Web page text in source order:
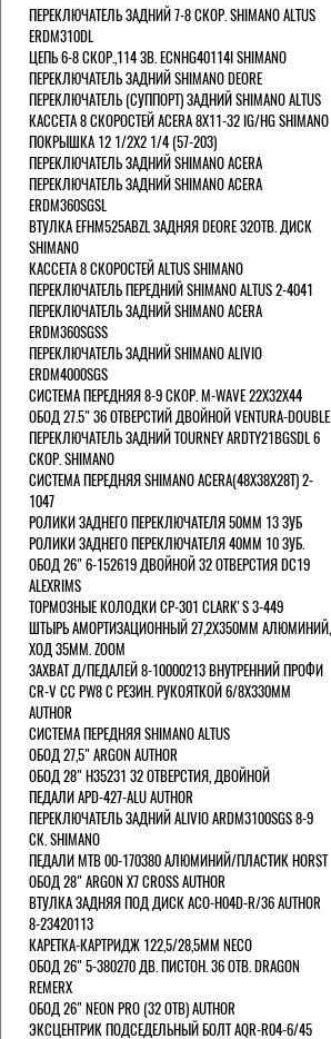
ПЕРЕКЛЮЧАТЕЛЬ ЗАДНИЙ 7-8 СКОР. SHIMANO ALTUS
ERDM310DL
ЦЕПЬ 6-8 СКОР.,114 ЗВ. ECNHG40114I SHIMANO
ПЕРЕКЛЮЧАТЕЛЬ ЗАДНИЙ SHIMANO DEORE
ПЕРЕКЛЮЧАТЕЛЬ (СУППОРТ) ЗАДНИЙ SHIMANO ALTUS
КАССЕТА 8 СКОРОСТЕЙ ACERA 8Х11-32 IG/HG SHIMANO
ПОКРЫШКА 12 1/2X2 1/4 (57-203)
ПЕРЕКЛЮЧАТЕЛЬ ЗАДНИЙ SHIMANO ACERA
ПЕРЕКЛЮЧАТЕЛЬ ЗАДНИЙ SHIMANO ACERA
ERDM360SGSL
ВТУЛКА EFHM525ABZL ЗАДНЯЯ DEORE 32ОТВ. ДИСК
SHIMANO
КАССЕТА 8 СКОРОСТЕЙ ALTUS SHIMANO
ПЕРЕКЛЮЧАТЕЛЬ ПЕРЕДНИЙ SHIMANO ALTUS 2-4041
ПЕРЕКЛЮЧАТЕЛЬ ЗАДНИЙ SHIMANO ACERA
ERDM360SGSS
ПЕРЕКЛЮЧАТЕЛЬ ЗАДНИЙ SHIMANO ALIVIO
ERDM4000SGS
СИСТЕМА ПЕРЕДНЯЯ 8-9 СКОР. M-WAVE 22Х32Х44
ОБОД 27.5" 36 ОТВЕРСТИЙ ДВОЙНОЙ VENTURA-DOUBLE
ПЕРЕКЛЮЧАТЕЛЬ ЗАДНИЙ TOURNEY ARDTY21BGSDL 6
СКОР. SHIMANO
СИСТЕМА ПЕРЕДНЯЯ SHIMANO ACERA(48Х38Х28Т) 2-
1047
РОЛИКИ ЗАДНЕГО ПЕРЕКЛЮЧАТЕЛЯ 50ММ 13 ЗУБ
РОЛИКИ ЗАДНЕГО ПЕРЕКЛЮЧАТЕЛЯ 40ММ 10 ЗУБ.
ОБОД 26" 6-152619 ДВОЙНОЙ 32 ОТВЕРСТИЯ DC19
ALEXRIMS
ТОРМОЗНЫЕ КОЛОДКИ CP-301 CLARK'S 3-449
ШТЫРЬ АМОРТИЗАЦИОННЫЙ 27,2Х350ММ АЛЮМИНИЙ,
ХОД 35ММ. ZOOM
ЗАХВАТ Д/ПЕДАЛЕЙ 8-10000213 ВНУТРЕННИЙ ПРОФИ
CR-V CC PW8 С РЕЗИН. РУКОЯТКОЙ 6/8X330ММ
AUTHOR
СИСТЕМА ПЕРЕДНЯЯ SHIMANO ALTUS
ОБОД 27,5" ARGON AUTHOR
ОБОД 28" H35231 32 ОТВЕРСТИЯ, ДВОЙНОЙ
ПЕДАЛИ APD-427-ALU AUTHOR
ПЕРЕКЛЮЧАТЕЛЬ ЗАДНИЙ ALIVIO ARDM3100SGS 8-9
СК. SHIMANO
ПЕДАЛИ MTB 00-170380 АЛЮМИНИЙ/ПЛАСТИК HORST
ОБОД 28" ARGON X7 CROSS AUTHOR
ВТУЛКА ЗАДНЯЯ ПОД ДИСК ACO-H04D-R/36 AUTHOR
8-23420113
КАРЕТКА-КАРТРИДЖ 122,5/28,5ММ NECO
ОБОД 26" 5-380270 ДВ. ПИСТОН. 36 ОТВ. DRAGON
REMERX
ОБОД 26" NEON PRO (32 ОТВ) AUTHOR
ЭКСЦЕНТРИК ПОДСЕДЕЛЬНЫЙ БОЛТ AQR-R04-6/45